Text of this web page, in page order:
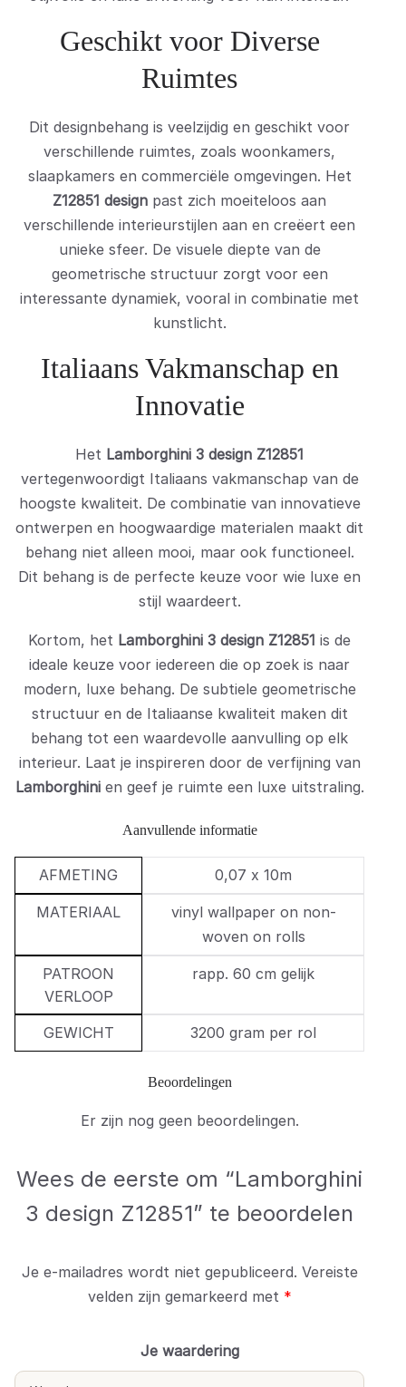
Geschikt voor Diverse
Ruimtes
Dit designbehang is veelzijdig en geschikt voor
verschillende ruimtes, zoals woonkamers,
slaapkamers en commerciële omgevingen. Het
Z12851 design past zich moeiteloos aan
verschillende interieurstijlen aan en creëert een
unieke sfeer. De visuele diepte van de
geometrische structuur zorgt voor een
interessante dynamiek, vooral in combinatie met
kunstlicht.
Italiaans Vakmanschap en
Innovatie
Het Lamborghini 3 design Z12851
vertegenwoordigt Italiaans vakmanschap van de
hoogste kwaliteit. De combinatie van innovatieve
ontwerpen en hoogwaardige materialen maakt dit
behang niet alleen mooi, maar ook functioneel.
Dit behang is de perfecte keuze voor wie luxe en
stijl waardeert.
Kortom, het Lamborghini 3 design Z12851 is de
ideale keuze voor iedereen die op zoek is naar
modern, luxe behang. De subtiele geometrische
structuur en de Italiaanse kwaliteit maken dit
behang tot een waardevolle aanvulling op elk
interieur. Laat je inspireren door de verfijning van
Lamborghinien geef je ruimte een luxe uitstraling.
Aanvullende informatie
AFMETING 0,07 x 10m
MATERIAAL
vinyl wallpaper on non-
woven on rolls
PATROON
VERLOOP
rapp. 60 cm gelijk
GEWICHT 3200 gram per rol
Beoordelingen
Er zijn nog geen beoordelingen.
Wees de eerste om “Lamborghini
3 design Z12851” te beoordelen
Je e-mailadres wordt niet gepubliceerd. Vereiste
velden zijn gemarkeerd met *
Je waardering